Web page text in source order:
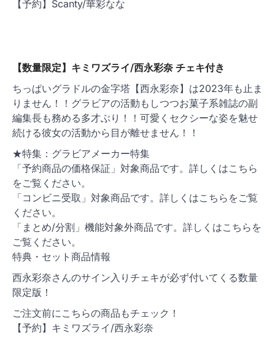
【予約】Scanty/華彩なな
【数量限定】キミワズライ/西永彩奈 チェキ付き
ちっぱいグラドルの金字塔【西永彩奈】は2023年も止ま
りません！！グラビアの活動もしつつお菓子系雑誌の副
編集長も務める多才ぶり！！可愛くセクシーな姿を魅せ
続ける彼女の活動から目が離せません！！
★特集：グラビアメーカー特集
「予約商品の価格保証」対象商品です。詳しくはこちら
をご覧ください。
「コンビニ受取」対象商品です。詳しくはこちらをご覧
ください。
「まとめ/分割」機能対象外商品です。詳しくはこちらを
ご覧ください。
特典・セット商品情報
西永彩奈さんのサイン入りチェキが必ず付いてくる数量
限定版！
ご注文前にこちらの商品もチェック！
【予約】キミワズライ/西永彩奈